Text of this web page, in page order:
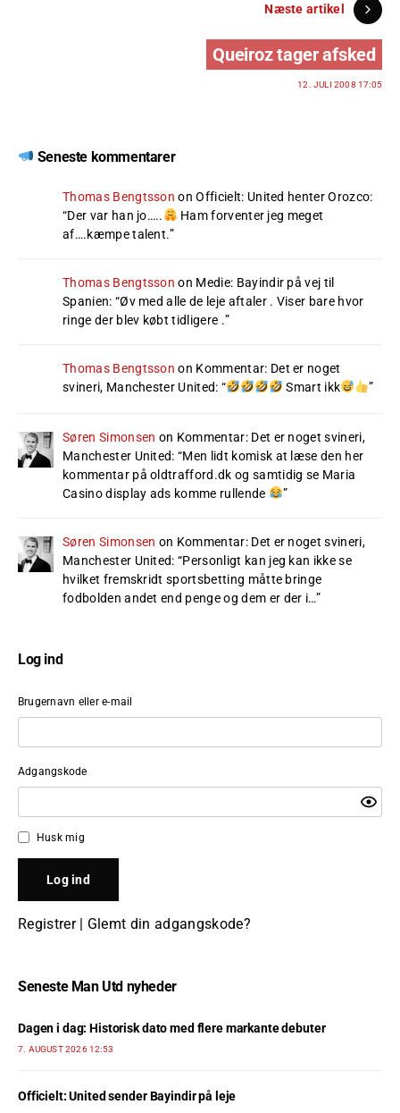
Næste artikel
Queiroz tager afsked
12. JULI 2008 17:05
Seneste kommentarer
Thomas Bengtsson onOfficielt: United henter Orozco:
“Der var han jo…..
Ham forventer jeg meget
af….kæmpe talent.”
Thomas Bengtsson on Medie: Bayindir på vej til
Spanien: “Øv med alle de leje aftaler . Viser bare hvor
ringe der blev købt tidligere .”
Thomas Bengtsson on Kommentar: Det er noget
svineri, Manchester United: “ Smart ikk ”
Søren Simonsen on Kommentar: Det er noget svineri,
Manchester United: “Men lidt komisk at læse den her
kommentar på oldtrafford.dk og samtidig se Maria
Casino display ads komme rullende
”
Søren Simonsen on Kommentar: Det er noget svineri,
Manchester United: “Personligt kan jeg kan ikke se
hvilket fremskridt sportsbetting måtte bringe
fodbolden andet end penge og dem er der i…”
Log ind
Brugernavn eller e-mail
Adgangskode
Husk mig
Registrer| Glemt din adgangskode?
Seneste Man Utd nyheder
Dagen i dag: Historisk dato med flere markante debuter
7. AUGUST 2026 12:53
Officielt: United sender Bayindir på leje